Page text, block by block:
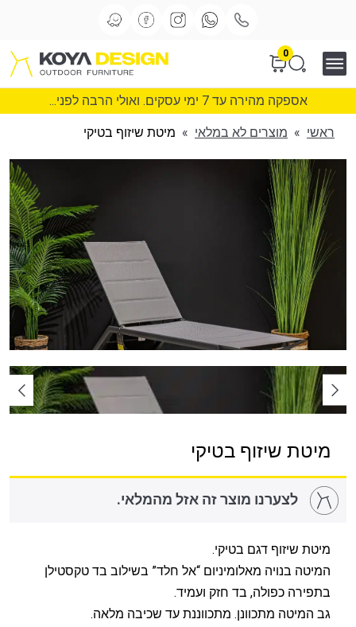
0
אספקה מהירה עד 7 ימי עסקים. ואולי הרבה לפני...
ראשי » מוצרים לא במלאי » מיטת שיזוף בטיקי
מיטת שיזוף בטיקי
לצערנו מוצר זה אזל מהמלאי.
מיטת שיזוף דגם בטיקי.
המיטה בנויה מאלומיניום “אל חלד” בשילוב בד טקסטילן
בתפירה כפולה, בד חזק ועמיד.
גב המיטה מתכוונן. מתכווננת עד שכיבה מלאה.